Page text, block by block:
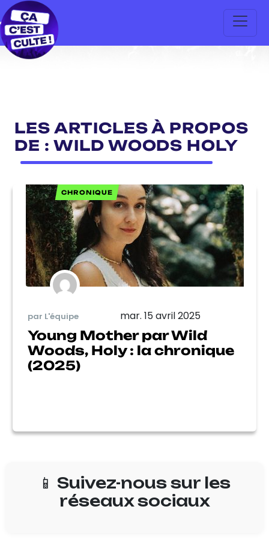
LES ARTICLES À PROPOS
DE : WILD WOODS HOLY
CHRONIQUE
par L'équipe mar. 15 avril 2025
Young Mother par Wild
Woods, Holy : la chronique
(2025)
📱 Suivez-nous sur les
réseaux sociaux